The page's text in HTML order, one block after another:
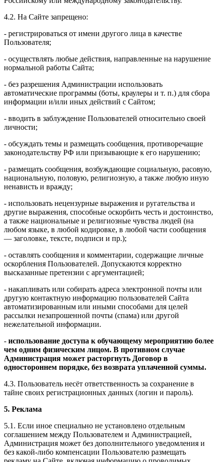
4.2. На Сайте запрещено:
- регистрироваться от имени другого лица в качестве
Пользователя;
- осуществлять любые действия, направленные на нарушение
нормальной работы Сайта;
- без разрешения Администрации использовать
автоматические программы (боты, краулеры и т. п.) для сбора
информации и/или иных действий с Сайтом;
- вводить в заблуждение Пользователей относительно своей
личности;
- обсуждать темы и размещать сообщения, противоречащие
законодательству РФ или призывающие к его нарушению;
- размещать сообщения, возбуждающие социальную, расовую,
национальную, половую, религиозную, а также любую иную
ненависть и вражду;
- использовать нецензурные выражения и ругательства и
другие выражения, способные оскорбить честь и достоинство,
а также национальные и религиозные чувства людей (на
любом языке, в любой кодировке, в любой части сообщения
— заголовке, тексте, подписи и пр.);
- оставлять сообщения и комментарии, содержащие личные
оскорбления Пользователей. Допускаются корректно
высказанные претензии с аргументацией;
- накапливать или собирать адреса электронной почты или
другую контактную информацию пользователей Сайта
автоматизированным или иными способами для целей
рассылки незапрошенной почты (спама) или другой
нежелательной информации.
- использование доступа к обучающему мероприятию более
чем одним физическим лицом. В противном случае
Администрация может расторгнуть Договор в
одностороннем порядке, без возврата уплаченной суммы.
4.3. Пользователь несёт ответственность за сохранение в
тайне своих регистрационных данных (логин и пароль).
5. Реклама
5.1. Если иное специально не установлено отдельным
соглашением между Пользователем и Администрацией,
Администрация может без дополнительного уведомления и
без какой-либо компенсации Пользователю размещать